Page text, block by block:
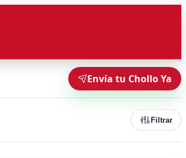
Envía tu Chollo Ya
Filtrar